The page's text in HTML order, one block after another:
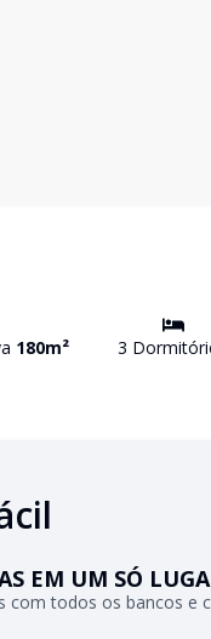
180m² 3
EM UM SÓ
com todos os bancos e